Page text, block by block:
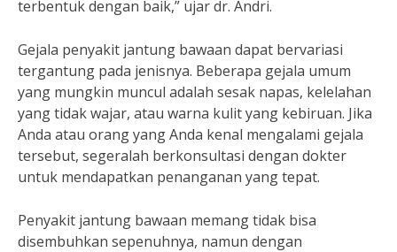
terbentuk dengan baik,” ujar dr. Andri.
Gejala penyakit jantung bawaan dapat bervariasi
tergantung pada jenisnya. Beberapa gejala umum
yang mungkin muncul adalah sesak napas, kelelahan
yang tidak wajar, atau warna kulit yang kebiruan. Jika
Anda atau orang yang Anda kenal mengalami gejala
tersebut, segeralah berkonsultasi dengan dokter
untuk mendapatkan penanganan yang tepat.
Penyakit jantung bawaan memang tidak bisa
disembuhkan sepenuhnya, namun dengan